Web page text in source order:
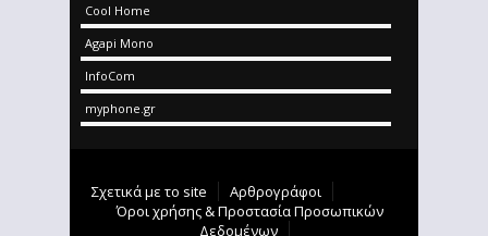
Cool Home
Agapi Mono
InfoCom
myphone.gr
Σχετικά με το site
Αρθρογράφοι
Όροι χρήσης & Προστασία Προσωπικών
Δεδομένων